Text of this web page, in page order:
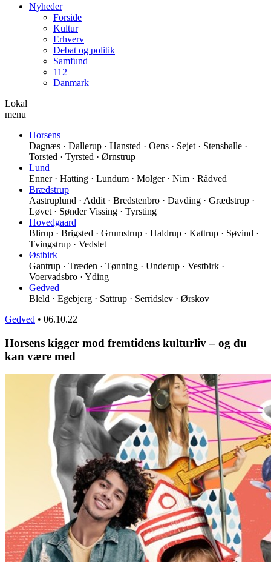
Nyheder
Forside
Kultur
Erhverv
Debat og politik
Samfund
112
Danmark
Lokal
menu
Horsens
Dagnæs · Dallerup · Hansted · Oens · Sejet · Stensballe ·
Torsted · Tyrsted · Ørnstrup
Lund
Enner · Hatting · Lundum · Molger · Nim · Rådved
Brædstrup
Aastruplund · Addit · Bredstenbro · Davding · Grædstrup ·
Løvet · Sønder Vissing · Tyrsting
Hovedgaard
Blirup · Brigsted · Grumstrup · Haldrup · Kattrup · Søvind ·
Tvingstrup · Vedslet
Østbirk
Gantrup · Træden · Tønning · Underup · Vestbirk ·
Voervadsbro · Yding
Gedved
Bleld · Egebjerg · Sattrup · Serridslev · Ørskov
Gedved • 06.10.22
Horsens kigger mod fremtidens kulturliv – og du
kan være med